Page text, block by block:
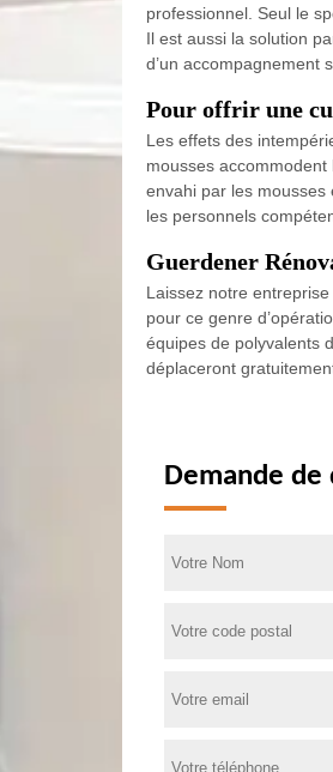
professionnel. Seul le
Il est aussi la solution
d’un accompagnement
Pour offrir une
Les effets des
mousses
envahi par les
les personnels
Guerdener
Laissez notre
pour ce genre
équipes de polyvalents
déplaceront
Demande